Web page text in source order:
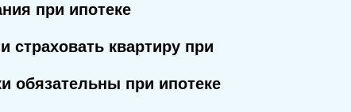
при ипотеке
страховать квартиру при
обязательны при ипотеке